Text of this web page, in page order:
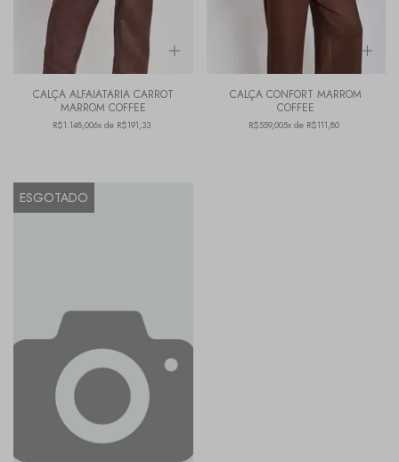
CALÇA ALFAIATARIA CARROT
MARROM COFFEE
R$1.148,006x de R$191,33
CALÇA CONFORT MARROM
COFFEE
R$559,005x de R$111,80
ESGOTADO